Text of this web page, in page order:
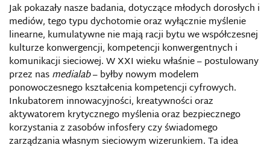
Jak pokazały nasze badania, dotyczące młodych dorosłych i
mediów, tego typu dychotomie oraz wyłącznie myślenie
linearne, kumulatywne nie mają racji bytu we współczesnej
kulturze konwergencji, kompetencji konwergentnych i
komunikacji sieciowej. W XXI wieku właśnie – postulowany
przez nasmedialab– byłby nowym modelem
ponowoczesnego kształcenia kompetencji cyfrowych.
Inkubatorem innowacyjności, kreatywności oraz
aktywatorem krytycznego myślenia oraz bezpiecznego
korzystania z zasobów infosfery czy świadomego
zarządzania własnym sieciowym wizerunkiem. Ta idea